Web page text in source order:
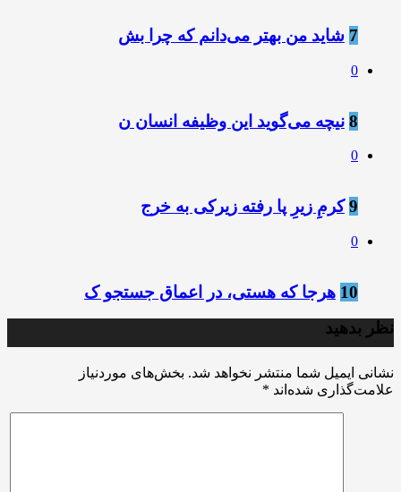
7 شاید من بهتر می‌دانم که چرا بش
0
8 نیچه می‌گوید این وظیفه انسان ن
0
9 کرمِ زیرِ پا رفته زیرکی به خرج
0
10 هرجا که هستی، در اعماق جستجو ک
نظر بدهید
نشانی ایمیل شما منتشر نخواهد شد. بخش‌های موردنیاز
علامت‌گذاری شده‌اند *